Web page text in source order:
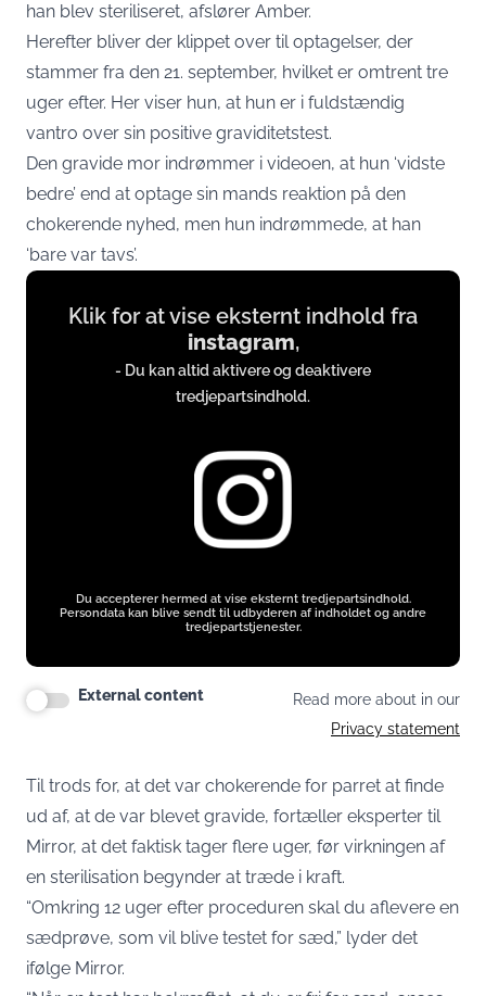
han blev steriliseret, afslører Amber.
Herefter bliver der klippet over til optagelser, der
stammer fra den 21. september, hvilket er omtrent tre
uger efter. Her viser hun, at hun er i fuldstændig
vantro over sin positive graviditetstest.
Den gravide mor indrømmer i videoen, at hun ‘vidste
bedre’ end at optage sin mands reaktion på den
chokerende nyhed, men hun indrømmede, at han
‘bare var tavs’.
Display
content
instagram.com
Klik for at vise eksternt indhold fra
instagram,
- Du kan altid aktivere og deaktivere
tredjepartsindhold.
Du accepterer hermed at vise eksternt tredjepartsindhold.
Persondata kan blive sendt til udbyderen af indholdet og andre
tredjepartstjenester.
External content
Read more about in our
Privacy statement
Til trods for, at det var chokerende for parret at finde
ud af, at de var blevet gravide, fortæller eksperter til
Mirror, at det faktisk tager flere uger, før virkningen af
en sterilisation begynder at træde i kraft.
“Omkring 12 uger efter proceduren skal du aflevere en
sædprøve, som vil blive testet for sæd,” lyder det
ifølge Mirror.